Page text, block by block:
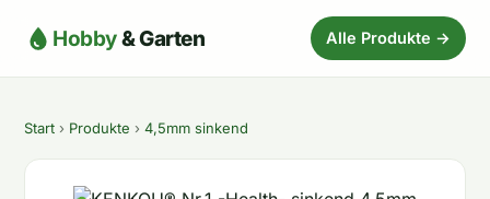
Hobby& Garten Alle Produkte →
Start › Produkte › 4,5mm sinkend